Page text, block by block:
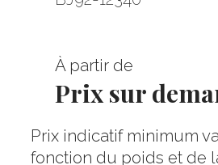
À partir de
Prix sur
Prix indicatif minimum
fonction du poids et de